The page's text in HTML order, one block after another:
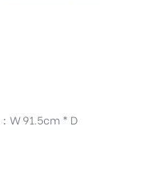
： W 91.5cm * D